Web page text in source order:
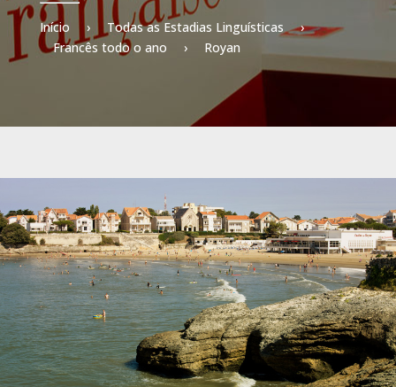
Início › Todas as Estadias Linguísticas
›
Francês todo o ano
› Royan